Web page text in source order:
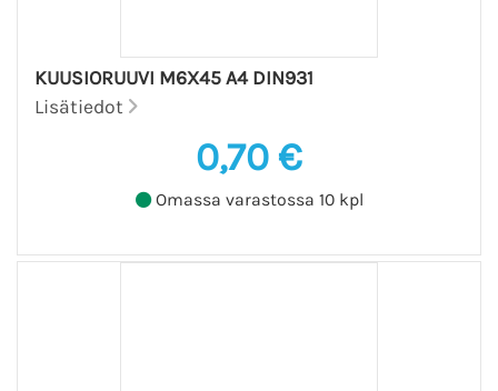
KUUSIORUUVI M6X45 A4 DIN931
Lisätiedot
0,70 €
Omassa varastossa 10 kpl